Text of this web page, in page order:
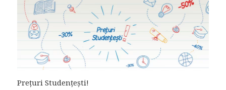
Prețuri Studențești!